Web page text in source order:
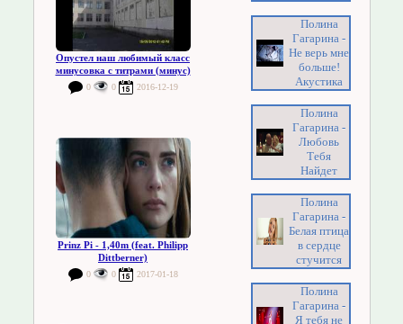
Опустел наш любимый класс
минусовка с титрами (минус)
0 0 2016-12-19
Prinz Pi - 1,40m (feat. Philipp
Dittberner)
0 0 2017-01-18
Полина
Гагарина -
Не верь мне
больше!
Акустика
Полина
Гагарина -
Любовь
Тебя
Найдет
Полина
Гагарина -
Белая птица
в сердце
стучится
Полина
Гагарина -
Я тебя не